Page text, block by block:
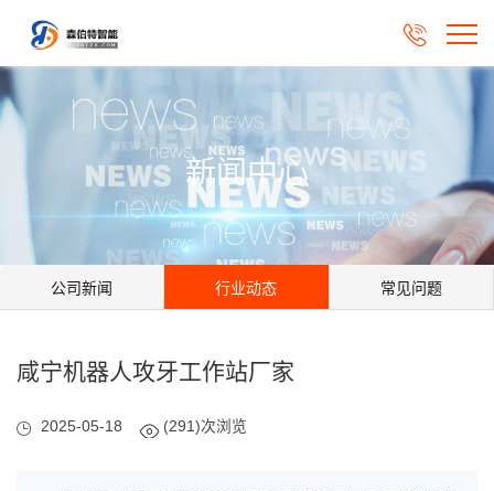

新闻中心
公司新闻 行业动态 常见问题
咸宁机器人攻牙工作站厂家
2025-05-18 (291)次浏览